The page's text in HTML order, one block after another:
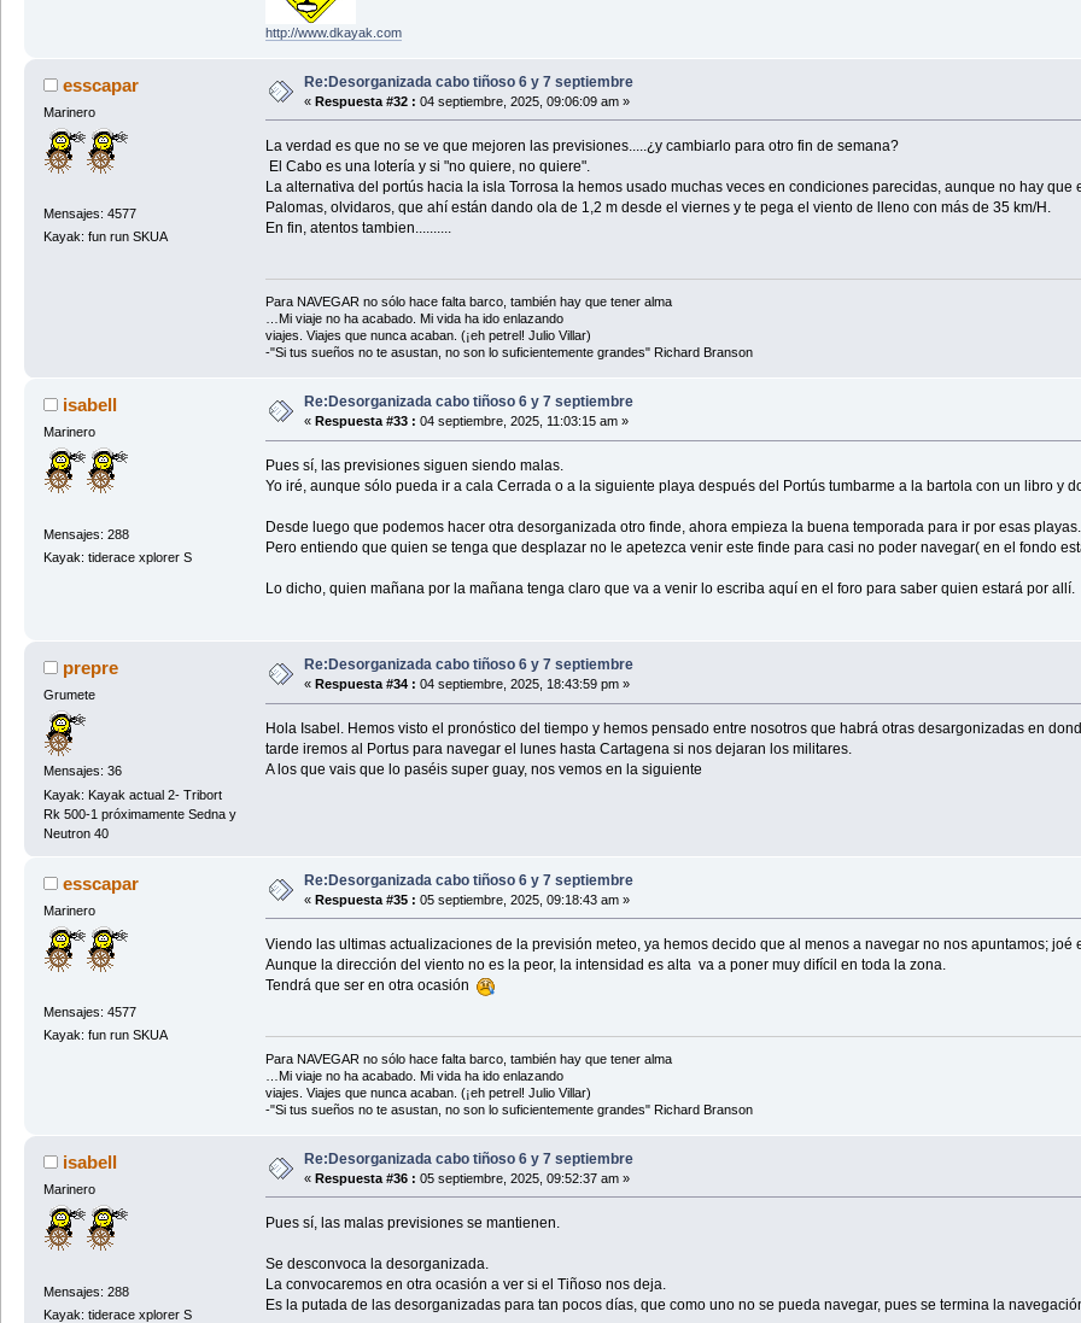
http://www.dkayak.com
esscapar
Marinero
Mensajes: 4577
Kayak: fun run SKUA
Re:Desorganizada cabo tiñoso 6 y 7 septiembre
« Respuesta #32 : 04 septiembre, 2025, 09:06:09 am »
La verdad es que no se ve que mejoren las previsiones.....¿y cambiarlo para otro fin de semana?
El Cabo es una lotería y si "no quiere, no quiere".
La alternativa del portús hacia la isla Torrosa la hemos usado muchas veces en condiciones parecidas, aunque no hay
Palomas, olvidaros, que ahí están dando ola de 1,2 m desde el viernes y te pega el viento de lleno con más de 35 km/H.
En fin, atentos tambien..........
Para NAVEGAR no sólo hace falta barco, también hay que tener alma
…Mi viaje no ha acabado. Mi vida ha ido enlazando
viajes. Viajes que nunca acaban. (¡eh petrel! Julio Villar)
-"Si tus sueños no te asustan, no son lo suficientemente grandes" Richard Branson
isabell
Marinero
Mensajes: 288
Kayak: tiderace xplorer S
Re:Desorganizada cabo tiñoso 6 y 7 septiembre
« Respuesta #33 : 04 septiembre, 2025, 11:03:15 am »
Pues sí, las previsiones siguen siendo malas.
Yo iré, aunque sólo pueda ir a cala Cerrada o a la siguiente playa después del Portús tumbarme a la bartola con un libro y
Desde luego que podemos hacer otra desorganizada otro finde, ahora empieza la buena temporada para ir por esas playas.
Pero entiendo que quien se tenga que desplazar no le apetezca venir este finde para casi no poder navegar( en el fondo
Lo dicho, quien mañana por la mañana tenga claro que va a venir lo escriba aquí en el foro para saber quien estará por allí.
prepre
Grumete
Mensajes: 36
Kayak: Kayak actual 2- Tribort
Rk 500-1 próximamente Sedna y
Neutron 40
Re:Desorganizada cabo tiñoso 6 y 7 septiembre
« Respuesta #34 : 04 septiembre, 2025, 18:43:59 pm »
Hola Isabel. Hemos visto el pronóstico del tiempo y hemos pensado entre nosotros que habrá otras desargonizadas en
tarde iremos al Portus para navegar el lunes hasta Cartagena si nos dejaran los militares.
A los que vais que lo paséis super guay, nos vemos en la siguiente
esscapar
Marinero
Mensajes: 4577
Kayak: fun run SKUA
Re:Desorganizada cabo tiñoso 6 y 7 septiembre
« Respuesta #35 : 05 septiembre, 2025, 09:18:43 am »
Viendo las ultimas actualizaciones de la previsión meteo, ya hemos decido que al menos a navegar no nos apuntamos;
Aunque la dirección del viento no es la peor, la intensidad es alta va a poner muy difícil en toda la zona.
Tendrá que ser en otra ocasión
Para NAVEGAR no sólo hace falta barco, también hay que tener alma
…Mi viaje no ha acabado. Mi vida ha ido enlazando
viajes. Viajes que nunca acaban. (¡eh petrel! Julio Villar)
-"Si tus sueños no te asustan, no son lo suficientemente grandes" Richard Branson
isabell
Marinero
Mensajes: 288
Kayak: tiderace xplorer S
Re:Desorganizada cabo tiñoso 6 y 7 septiembre
« Respuesta #36 : 05 septiembre, 2025, 09:52:37 am »
Pues sí, las malas previsiones se mantienen.
Se desconvoca la desorganizada.
La convocaremos en otra ocasión a ver si el Tiñoso nos deja.
Es la putada de las desorganizadas para tan pocos días, que como uno no se pueda navegar, pues se termina la